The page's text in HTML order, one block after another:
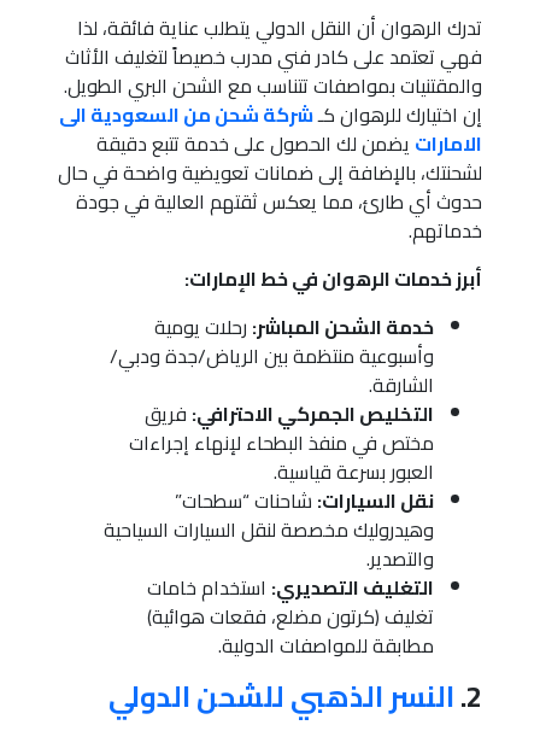
تدرك الرهوان أن النقل الدولي يتطلب عناية فائقة، لذا
فهي تعتمد على كادر فني مدرب خصيصاً لتغليف الأثاث
والمقتنيات بمواصفات تتناسب مع الشحن البري الطويل.
إن اختيارك للرهوان كـشركة شحن من السعودية الى
الامارات يضمن لك الحصول على خدمة تتبع دقيقة
لشحنتك، بالإضافة إلى ضمانات تعويضية واضحة في حال
حدوث أي طارئ، مما يعكس ثقتهم العالية في جودة
خدماتهم.
أبرز خدمات الرهوان في خط الإمارات:
خدمة الشحن المباشر: رحلات يومية
وأسبوعية منتظمة بين الرياض/جدة ودبي/
الشارقة.
التخليص الجمركي الاحترافي: فريق
مختص في منفذ البطحاء لإنهاء إجراءات
العبور بسرعة قياسية.
نقل السيارات: شاحنات “سطحات”
وهيدروليك مخصصة لنقل السيارات السياحية
والتصدير.
التغليف التصديري: استخدام خامات
تغليف (كرتون مضلع، فقعات هوائية)
مطابقة للمواصفات الدولية.
2. النسر الذهبي للشحن الدولي